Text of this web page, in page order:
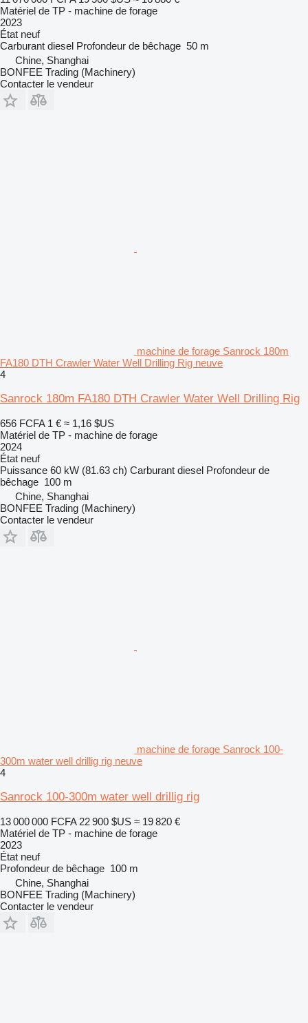
Matériel de TP - machine de forage
2023
État neuf
Carburant diesel Profondeur de bêchage 50 m
Chine, Shanghai
BONFEE Trading (Machinery)
Contacter le vendeur
machine de forage Sanrock 180m
FA180 DTH Crawler Water Well Drilling Rig neuve
4
Sanrock 180m FA180 DTH Crawler Water Well Drilling Rig
656 FCFA 1 € ≈ 1,16 $US
Matériel de TP - machine de forage
2024
État neuf
Puissance 60 kW (81.63 ch) Carburant diesel Profondeur de
bêchage 100 m
Chine, Shanghai
BONFEE Trading (Machinery)
Contacter le vendeur
machine de forage Sanrock 100-
300m water well drillig rig neuve
4
Sanrock 100-300m water well drillig rig
13 000 000 FCFA 22 900 $US ≈ 19 820 €
Matériel de TP - machine de forage
2023
État neuf
Profondeur de bêchage 100 m
Chine, Shanghai
BONFEE Trading (Machinery)
Contacter le vendeur